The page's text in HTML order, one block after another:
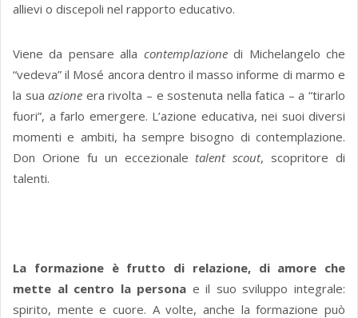
allievi o discepoli nel rapporto educativo.
Viene da pensare alla contemplazionedi Michelangelo che
“vedeva” il Mosé ancora dentro il masso informe di marmo e
la suaazione era rivolta – e sostenuta nella fatica – a “tirarlo
fuori”, a farlo emergere. L’azione educativa, nei suoi diversi
momenti e ambiti, ha sempre bisogno di contemplazione.
Don Orione fu un eccezionaletalent scout, scopritore di
talenti.
La formazione è frutto di relazione, di amore che
mette al centro la persona e il suo sviluppo integrale:
spirito, mente e cuore. A volte, anche la formazione può